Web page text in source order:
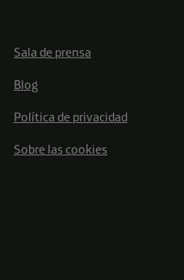
Sala de prensa
Blog
Política de privacidad
Sobre las cookies